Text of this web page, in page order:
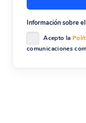
Información sobre
Acepto la
comunicaciones